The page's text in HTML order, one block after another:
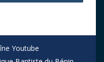
Youtube